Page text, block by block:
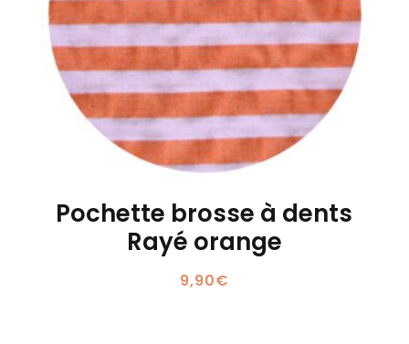
Pochette brosse à dents
Rayé orange
9,90€